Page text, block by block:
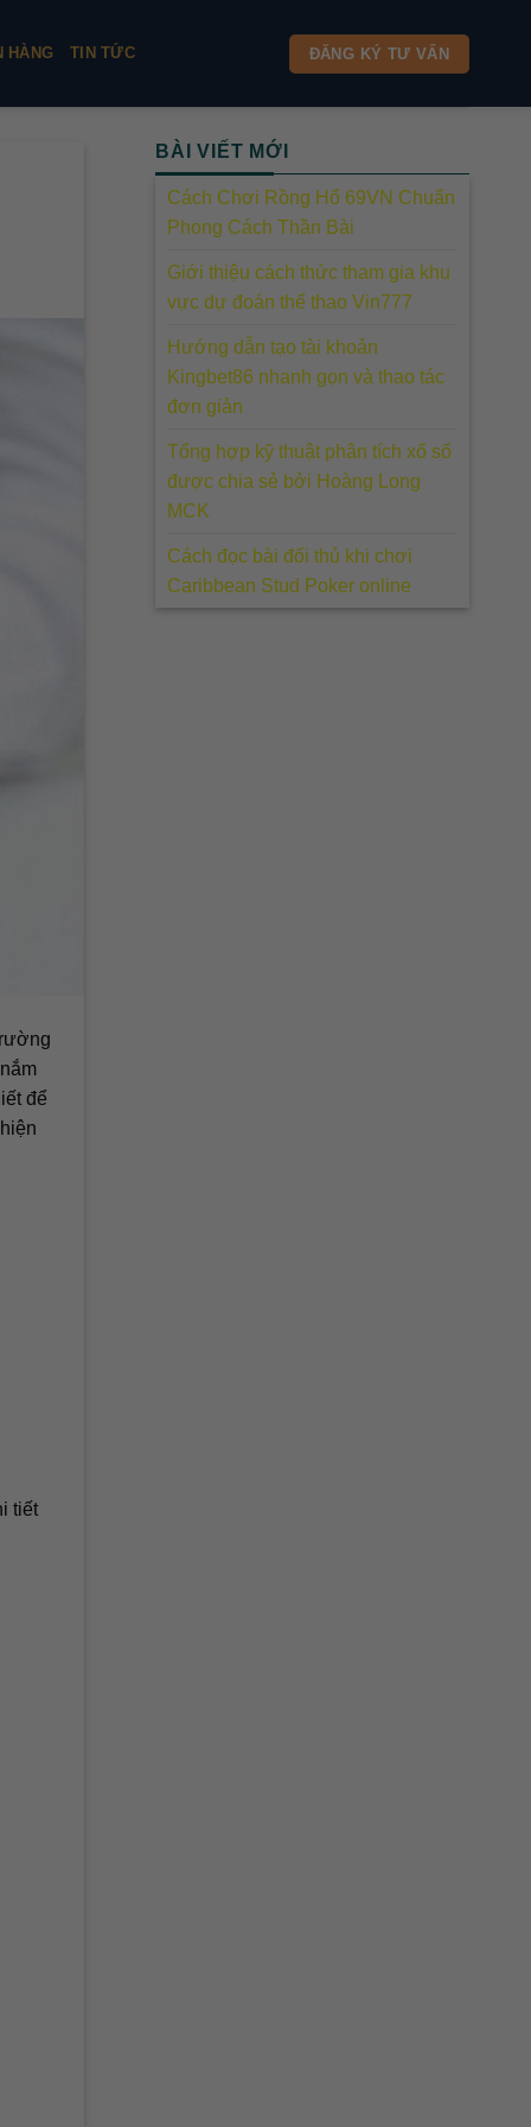
HÀNG TIN TỨC ĐĂNG KÝ TƯ VẤN
để
tiết
BÀI VIẾT MỚI
Cách Chơi Rồng Hổ 69VN Chuẩn
Phong Cách Thần Bài
Giới thiệu cách thức tham gia khu
vực dự đoán thể thao Vin777
Hướng dẫn tạo tài khoản
Kingbet86 nhanh gọn và thao tác
đơn giản
Tổng hợp kỹ thuật phân tích xổ số
được chia sẻ bởi Hoàng Long
MCK
Cách đọc bài đối thủ khi chơi
Caribbean Stud Poker online